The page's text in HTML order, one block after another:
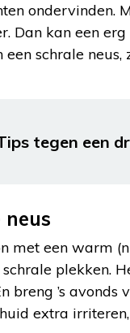
Dan kan een
schrale
tegen een
met een warm
plekken.
breng ’s
extra